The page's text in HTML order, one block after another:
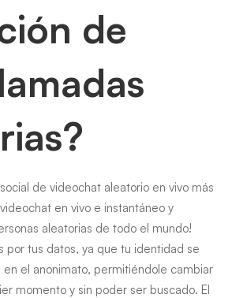
de
de videochat aleatorio en vivo más
en vivo e instantáneo y
aleatorias de todo el mundo!
por tus datos, ya que tu identidad se
el anonimato, permitiéndole cambiar
momento y sin poder ser buscado. El